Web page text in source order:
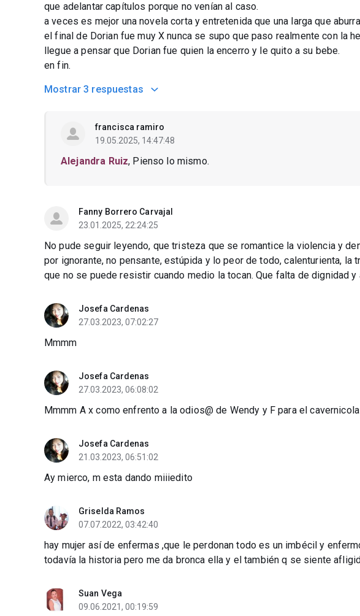
que adelantar capítulos porque no venían al caso.
a veces es mejor una novela corta y entretenida que una larga que
el final de Dorian fue muy X nunca se supo que paso realmente con la
llegue a pensar que Dorian fue quien la encerro y le quito a su bebe.
en fin.
Mostrar 3 respuestas
francisca ramiro
19.05.2025, 14:47:48
Alejandra Ruiz, Pienso lo mismo.
Fanny Borrero Carvajal
23.01.2025, 22:24:25
No pude seguir leyendo, que tristeza que se romantice la violencia y
por ignorante, no pensante, estúpida y lo peor de todo, calenturienta, la
que no se puede resistir cuando medio la tocan. Que falta de dignidad y
Josefa Cardenas
27.03.2023, 07:02:27
Mmmm
Josefa Cardenas
27.03.2023, 06:08:02
Mmmm A x como enfrento a la odios@ de Wendy y F para el
Josefa Cardenas
21.03.2023, 06:51:02
Ay mierco, m esta dando miiiedito
Griselda Ramos
07.07.2022, 03:42:40
hay mujer así de enfermas ,que le perdonan todo es un imbécil y
todavía la historia pero me da bronca ella y el también q se siente
Suan Vega
09.06.2021, 00:19:59